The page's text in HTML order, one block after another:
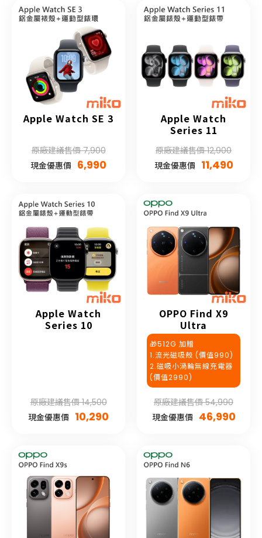
Apple Watch SE 3
原廠建議售價 7,900
現金優惠價 6,990
Apple Watch
Series 11
原廠建議售價 12,900
現金優惠價 11,490
Apple Watch
Series 10
原廠建議售價 14,500
現金優惠價 10,290
OPPO Find X9
Ultra
🎁512G 加贈
1.流光磁吸殼 (價值990)
2.磁吸小渦輪無線充電器
(價值2990)
原廠建議售價 54,990
現金優惠價 46,990